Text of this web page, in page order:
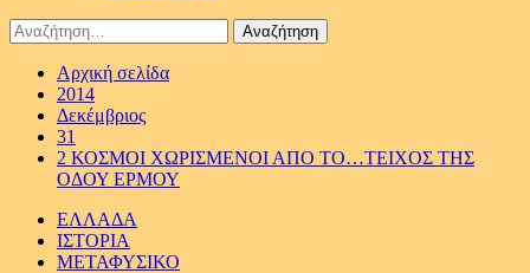
Αναζήτηση
για:
Αρχική σελίδα
2014
Δεκέμβριος
31
2 ΚΟΣΜΟΙ ΧΩΡΙΣΜΕΝΟΙ ΑΠΟ ΤΟ…ΤΕΙΧΟΣ ΤΗΣ
ΟΔΟΥ ΕΡΜΟΥ
ΕΛΛΑΔΑ
ΙΣΤΟΡΙΑ
ΜΕΤΑΦΥΣΙΚΟ